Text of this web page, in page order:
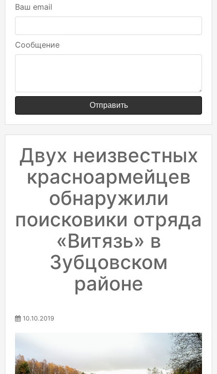
Ваш email
Сообщение
Отправить
Двух неизвестных
красноармейцев
обнаружили
поисковики отряда
«Витязь» в
Зубцовском
районе
10.10.2019